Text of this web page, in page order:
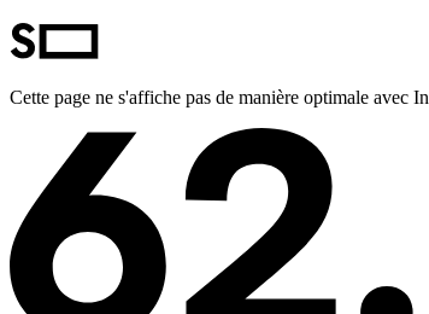
Cette page ne s'affiche pas de manière optimale avec